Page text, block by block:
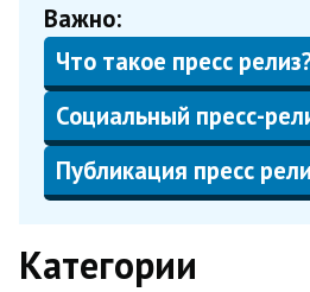
Важно:
Что такое пресс
Социальный пресс-
Публикация пресс
Категории